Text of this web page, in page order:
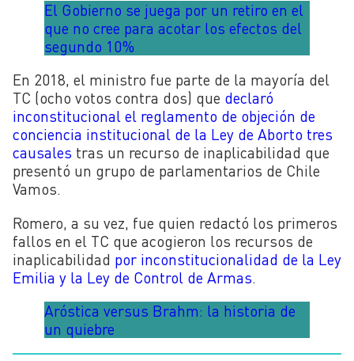
El Gobierno se juega por un retiro en el
que no cree para acotar los efectos del
segundo 10%
En 2018, el ministro fue parte de la mayoría del
TC (ocho votos contra dos) que declaró
inconstitucional el reglamento de objeción de
conciencia institucional de la Ley de Aborto tres
causales tras un recurso de inaplicabilidad que
presentó un grupo de parlamentarios de Chile
Vamos.
Romero, a su vez, fue quien redactó los primeros
fallos en el TC que acogieron los recursos de
inaplicabilidad por inconstitucionalidad de la Ley
Emilia y la Ley de Control de Armas.
Aróstica versus Brahm: la historia de
un quiebre